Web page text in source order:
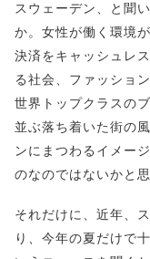
スウェーデン、と聞
か。女性が働く環境
決済をキャッシュレ
る社会、ファッショ
世界トップクラスの
並ぶ落ち着いた街の
ンにまつわるイメー
のなのではないかと思
それだけに、近年、
り、今年の夏だけで